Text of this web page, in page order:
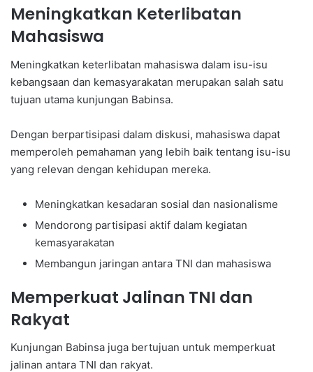
Meningkatkan Keterlibatan
Mahasiswa
Meningkatkan keterlibatan mahasiswa dalam isu-isu
kebangsaan dan kemasyarakatan merupakan salah satu
tujuan utama kunjungan Babinsa.
Dengan berpartisipasi dalam diskusi, mahasiswa dapat
memperoleh pemahaman yang lebih baik tentang isu-isu
yang relevan dengan kehidupan mereka.
Meningkatkan kesadaran sosial dan nasionalisme
Mendorong partisipasi aktif dalam kegiatan
kemasyarakatan
Membangun jaringan antara TNI dan mahasiswa
Memperkuat Jalinan TNI dan
Rakyat
Kunjungan Babinsa juga bertujuan untuk memperkuat
jalinan antara TNI dan rakyat.